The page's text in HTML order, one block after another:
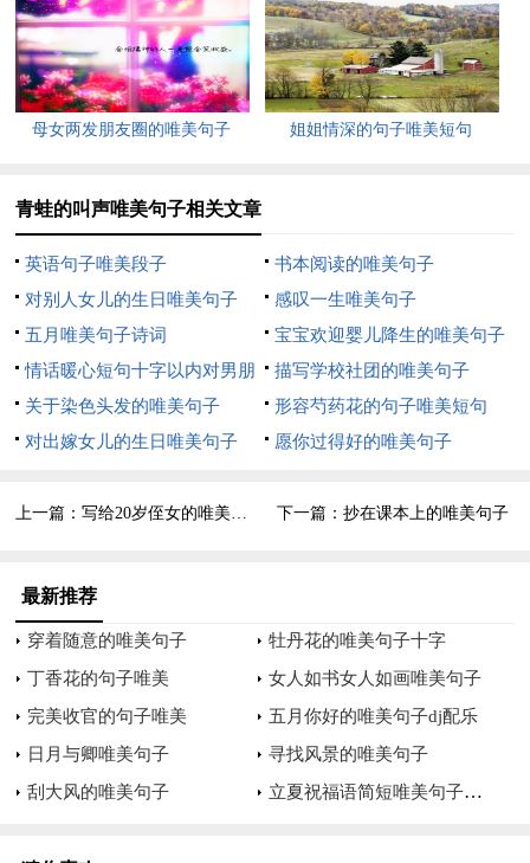
停。
7、青蛙是两栖类动物，能在地上跳来跳去，还可以在清澈
见底的小河里游来游去。青蛙出生的时候是又黑又小的蝌蚪，慢
慢地，慢慢地长出小腿，最后，变成青蛙，青蛙头上有两个大大
8、青蛙是两栖动物，它的孩子叫蝌蚪。蝌蚪长得黑乎乎
的，拖着一条小尾巴，象一个小逗号。时间一天天过去了，蝌蚪
慢慢长出四条腿，丢掉小尾巴变成了一只大青蛙。
9、青蛙的天敌是蛇。但是，现在有人抓青蛙吃，使青蛙的
数量越来越少，破坏了生态环境。我们要保护青蛙，不要抓它，
不吃它。
游来了。又有一群小青蛙跳到了水里，它们带着自己的孩子—小
章“。
12、捕食的时候，青蛙静静地趴在地上一动不动，当害虫从
里吃掉。
母女两发朋友圈的唯美句子 姐姐情深的句子唯美短句
青蛙的叫声唯美句子相关文章
英语句子唯美段子
书本阅读的唯美句子
对别人女儿的生日唯美句子
感叹一生唯美句子
五月唯美句子诗词
宝宝欢迎婴儿降生的唯美句子
情话暖心短句十字以内对男朋
友说的唯美句子
描写学校社团的唯美句子
关于染色头发的唯美句子
形容芍药花的句子唯美短句
对出嫁女儿的生日唯美句子
愿你过得好的唯美句子
上一篇：写给20岁侄女的唯美句子 下一篇：抄在课本上的唯美句子
最新推荐
穿着随意的唯美句子
牡丹花的唯美句子十字
丁香花的句子唯美
女人如书女人如画唯美句子
完美收官的句子唯美
五月你好的唯美句子dj配乐
日月与卿唯美句子
寻找风景的唯美句子
刮大风的唯美句子
立夏祝福语简短唯美句子简短